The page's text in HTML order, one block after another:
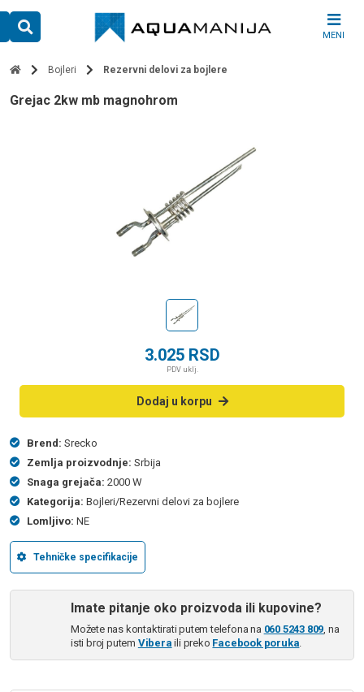
content
MENI
Bojleri Rezervni delovi za bojlere
grejac 2kw mb magnohrom
3.025 RSD
PDV uklj.
Dodaj u korpu
Brend: Srecko
Zemlja proizvodnje: Srbija
Snaga grejača: 2000 W
Kategorija: Bojleri/Rezervni delovi za bojlere
Lomljivo: NE
Tehničke specifikacije
Imate pitanje oko proizvoda ili kupovine?
Možete nas kontaktirati putem telefona na 060 5243 809, na
isti broj putem Vibera ili preko Facebook poruka.